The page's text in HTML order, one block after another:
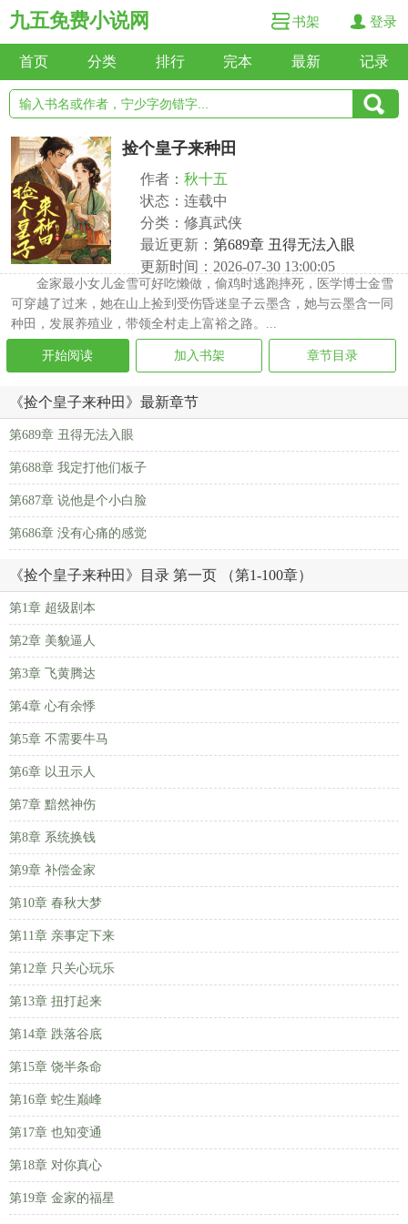
九五免费小说网 书架 登录
首页 分类 排行 完本 最新 记录
捡个皇子来种田
作者： 秋十五
状态：连载中
分类：修真武侠
最近更新： 第689章 丑得无法入眼
更新时间：2026-07-30 13:00:05
金家最小女儿金雪可好吃懒做，偷鸡时逃跑摔死，医学博士金雪
可穿越了过来，她在山上捡到受伤昏迷皇子云墨含，她与云墨含一同
种田，发展养殖业，带领全村走上富裕之路。...
开始阅读 加入书架 章节目录
《捡个皇子来种田》最新章节
第689章 丑得无法入眼
第688章 我定打他们板子
第687章 说他是个小白脸
第686章 没有心痛的感觉
《捡个皇子来种田》目录 第一页 （第1-100章）
第1章 超级剧本
第2章 美貌逼人
第3章 飞黄腾达
第4章 心有余悸
第5章 不需要牛马
第6章 以丑示人
第7章 黯然神伤
第8章 系统换钱
第9章 补偿金家
第10章 春秋大梦
第11章 亲事定下来
第12章 只关心玩乐
第13章 扭打起来
第14章 跌落谷底
第15章 饶半条命
第16章 蛇生巅峰
第17章 也知变通
第18章 对你真心
第19章 金家的福星